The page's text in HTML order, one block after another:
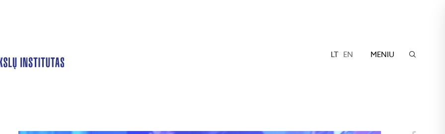
LT EN MENIU